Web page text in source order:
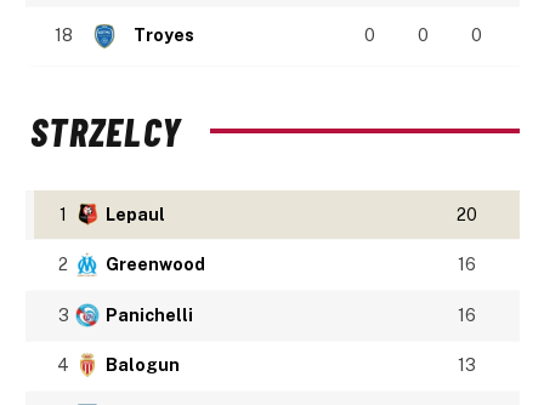
18 Troyes 0 0 0
STRZELCY
1 Lepaul 20
2 Greenwood 16
3 Panichelli 16
4 Balogun 13